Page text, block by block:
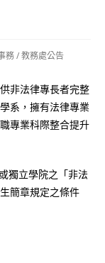
務/教務處公告
非法律專長者完整
系，擁有法律專業
專業科際整合提升
獨立學院之「非法
簡章規定之條件